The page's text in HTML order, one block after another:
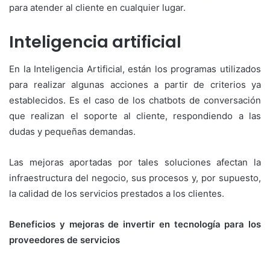
para atender al cliente en cualquier lugar.
Inteligencia artificial
En la Inteligencia Artificial, están los programas utilizados
para realizar algunas acciones a partir de criterios ya
establecidos. Es el caso de los chatbots de conversación
que realizan el soporte al cliente, respondiendo a las
dudas y pequeñas demandas.
Las mejoras aportadas por tales soluciones afectan la
infraestructura del negocio, sus procesos y, por supuesto,
la calidad de los servicios prestados a los clientes.
Beneficios y mejoras de invertir en tecnología para los
proveedores de servicios